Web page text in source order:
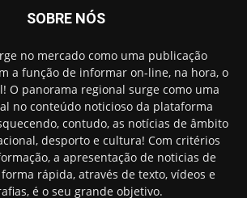
SOBRE NÓS
no mercado como uma publicação
a função de informar on-line, na hora, o
O panorama regional surge como uma
no conteúdo noticioso da plataforma
contudo, as notícias de âmbito
desporto e cultura! Com critérios
a apresentação de noticias de
rápida, através de texto, vídeos e
é o seu grande objetivo.